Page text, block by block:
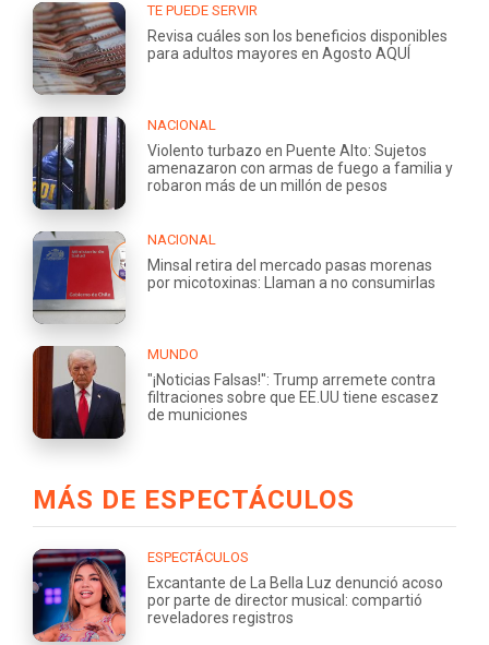
TE PUEDE SERVIR
Revisa cuáles son los beneficios disponibles
para adultos mayores en Agosto AQUÍ
NACIONAL
Violento turbazo en Puente Alto: Sujetos
amenazaron con armas de fuego a familia y
robaron más de un millón de pesos
NACIONAL
Minsal retira del mercado pasas morenas
por micotoxinas: Llaman a no consumirlas
MUNDO
"¡Noticias Falsas!": Trump arremete contra
filtraciones sobre que EE.UU tiene escasez
de municiones
MÁS DE ESPECTÁCULOS
ESPECTÁCULOS
Excantante de La Bella Luz denunció acoso
por parte de director musical: compartió
reveladores registros